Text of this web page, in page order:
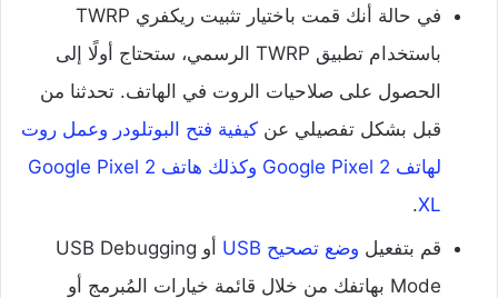
في حالة أنك قمت باختيار تثبيت ريكفري TWRP
باستخدام تطبيق TWRP الرسمي، ستحتاج أولًا إلى
الحصول على صلاحيات الروت في الهاتف. تحدثنا من
قبل بشكل تفصيلي عن كيفية فتح البوتلودر وعمل روت
لهاتف Google Pixel 2 وكذلك هاتف Google Pixel 2
XL
.
قم بتفعيل وضع تصحيح USB
أو USB Debugging
Mode بهاتفك من خلال قائمة خيارات المُبرمج أو